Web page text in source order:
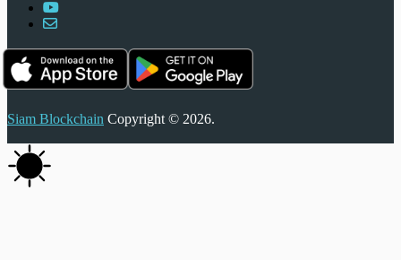
Siam Blockchain Copyright © 2026.